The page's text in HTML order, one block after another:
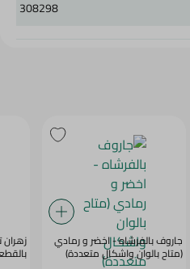
308298
جاروف بالفرشاه - اخضر و رمادي
(متاح بالوان واشكال متعددة)
زهران